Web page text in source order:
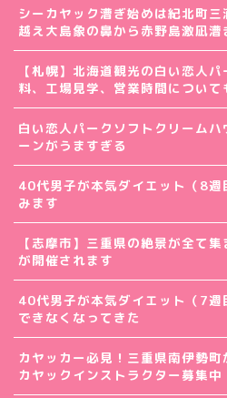
シーカヤック漕ぎ始めは紀北町
越え大島象の鼻から赤野島激凪漕
【札幌】北海道観光の白い恋人
料、工場見学、営業時間について
白い恋人パークソフトクリーム
ーンがうますぎる
40代男子が本気ダイエット（8週
みます
【志摩市】三重県の絶景が全て
が開催されます
40代男子が本気ダイエット（7週
できなくなってきた
カヤッカー必見！三重県南伊勢
カヤックインストラクター募集中